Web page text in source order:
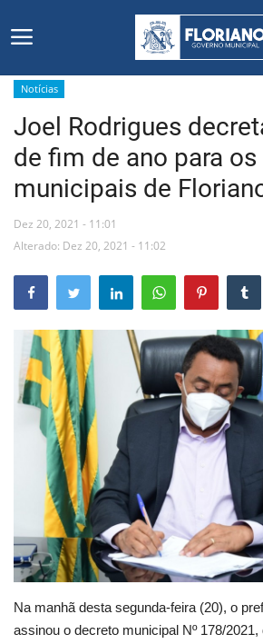
Início
Editais
Floriano
Mural de Licitações
Notícias
Vídeos
Webmail
Contato
Notícias
Joel Rodrigues
de fim de ano para
municipais de
Dez 20, 2021 - 11:01
Alterado: Dez 20, 2021 - 11:02
Na manhã desta segunda-feira (20), o
assinou o decreto municipal Nº 178/